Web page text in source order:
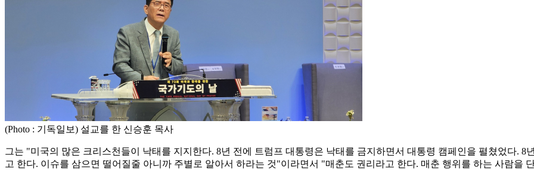
(Photo : 기독일보) 설교를 한 신승훈 목사
그는 "미국의 많은 크리스천들이 낙태를 지지한다. 8년 전에 트럼프 대통령은 낙태를 금지하면서 대통령 캠페인을 펼쳤었다.
고 한다. 이슈를 삼으면 떨어질줄 아니까 주별로 알아서 하라는 것"이라면서 "매춘도 권리라고 한다. 매춘 행위를 하는 사람을